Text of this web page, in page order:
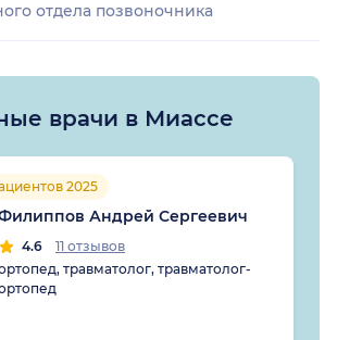
отдела позвоночника
врачи в Миассе
2025
Андрей Сергеевич
4.6
11 отзывов
травматолог, травматолог-